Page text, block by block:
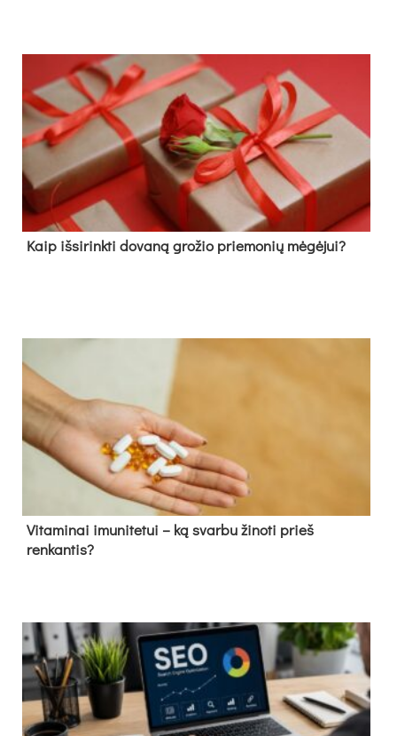
Kaip išsirinkti dovaną grožio priemonių mėgėjui?
Vitaminai imunitetui – ką svarbu žinoti prieš
renkantis?